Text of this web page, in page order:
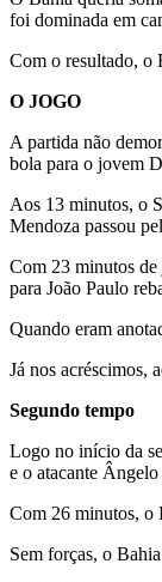
foi dominada em
Com o resultado, o
O JOGO
A partida não
bola para o jovem
Aos 13 minutos, o
Mendoza passou
Com 23 minutos de
para João Paulo
Quando eram
Já nos acréscimos,
Segundo tempo
Logo no início da
e o atacante
Com 26 minutos, o
Sem forças, o